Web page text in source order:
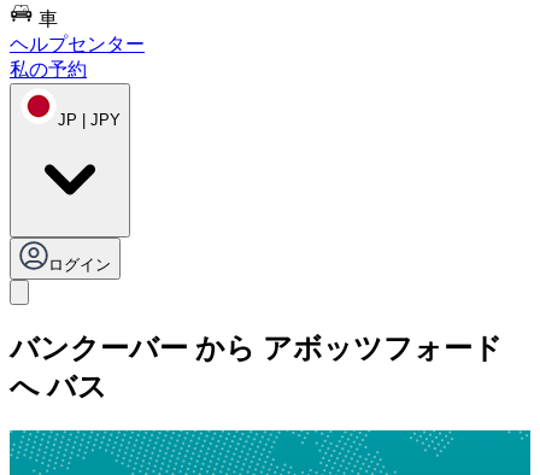
車
ヘルプセンター
私の予約
JP | JPY
ログイン
バンクーバー から アボッツフォード
へ バス